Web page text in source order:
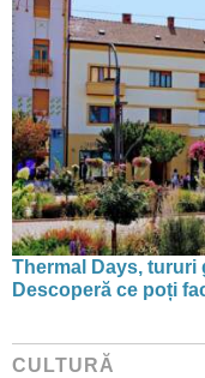
Thermal Days, tururi
Descoperă ce poți
CULTURĂ